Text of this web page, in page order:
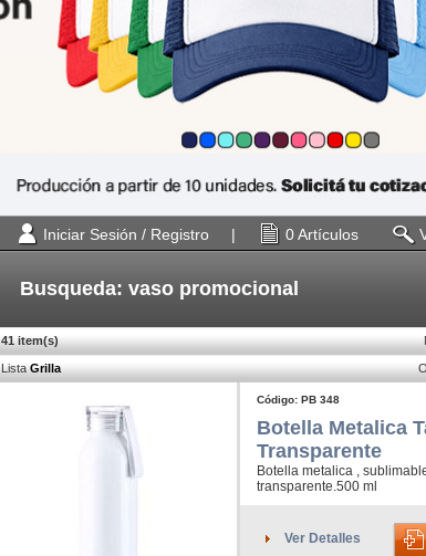
Iniciar Sesión / Registro | 0 Artículos
Busqueda: vaso promocional
41 item(s)
Lista Grilla
Código: PB 348
Botella Metalica
Transparente
Botella metalica ,
transparente.500 ml
Ver Detalles